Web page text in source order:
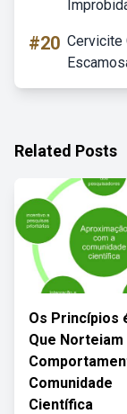
#20 Cervicite
Related Posts
Os Princípios
Que Norteiam
Comunidade
Científica